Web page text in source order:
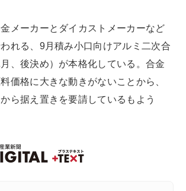
メーカーとダイカストメーカーなど
れる、9月積み小口向けアルミ二次合
、後決め）が本格化している。合金
価格に大きな動きがないことから、
ら据え置きを要請しているもよう